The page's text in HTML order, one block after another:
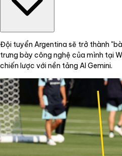
Đội tuyển Argentina sẽ trở thành
trưng bày công nghệ của mình tại
chiến lược với nền tảng AI Gemini.